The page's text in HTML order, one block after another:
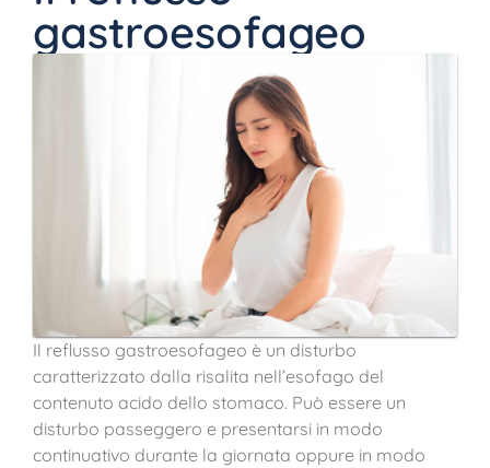
gastroesofageo
Il reflusso gastroesofageo è un disturbo
caratterizzato dalla risalita nell’esofago del
contenuto acido dello stomaco. Può essere un
disturbo passeggero e presentarsi in modo
continuativo durante la giornata oppure in modo